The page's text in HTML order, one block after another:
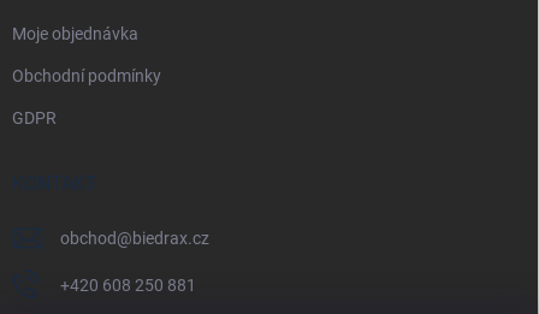
Moje objednávka
Obchodní podmínky
GDPR
KONTAKT
obchod@biedrax.cz
+420 608 250 881